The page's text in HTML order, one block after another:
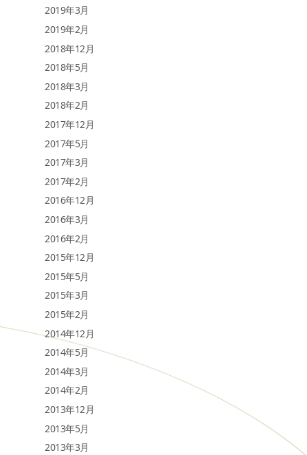
2019年3月
2019年2月
2018年12月
2018年5月
2018年3月
2018年2月
2017年12月
2017年5月
2017年3月
2017年2月
2016年12月
2016年3月
2016年2月
2015年12月
2015年5月
2015年3月
2015年2月
2014年12月
2014年5月
2014年3月
2014年2月
2013年12月
2013年5月
2013年3月